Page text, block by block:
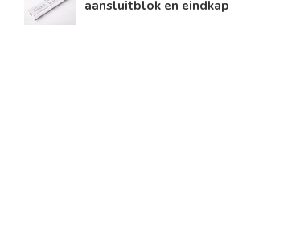
aansluitblok en eindkap